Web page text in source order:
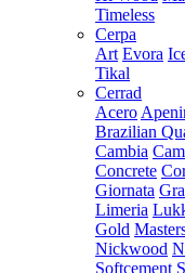
Timeless
Cerpa
Art Evora
Tikal
Cerrad
Acero
Brazilian
Cambia
Concrete
Giornata
Limeria
Gold
Nickwood
Softcement